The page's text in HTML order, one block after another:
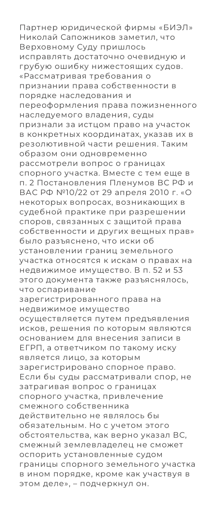
Партнер юридической фирмы «БИЭЛ»
Николай Сапожников заметил, что
Верховному Суду пришлось
исправлять достаточно очевидную и
грубую ошибку нижестоящих судов.
«Рассматривая требования о
признании права собственности в
порядке наследования и
переоформления права пожизненного
наследуемого владения, суды
признали за истцом право на участок
в конкретных координатах, указав их в
резолютивной части решения. Таким
образом они одновременно
рассмотрели вопрос о границах
спорного участка. Вместе с тем еще в
п. 2 Постановления Пленумов ВС РФ и
ВАС РФ №10/22 от 29 апреля 2010 г. «О
некоторых вопросах, возникающих в
судебной практике при разрешении
споров, связанных с защитой права
собственности и других вещных прав»
было разъяснено, что иски об
установлении границ земельного
участка относятся к искам о правах на
недвижимое имущество. В п. 52 и 53
этого документа также разъяснялось,
что оспаривание
зарегистрированного права на
недвижимое имущество
осуществляется путем предъявления
исков, решения по которым являются
основанием для внесения записи в
ЕГРП, а ответчиком по такому иску
является лицо, за которым
зарегистрировано спорное право.
Если бы суды рассматривали спор, не
затрагивая вопрос о границах
спорного участка, привлечение
смежного собственника
действительно не являлось бы
обязательным. Но с учетом этого
обстоятельства, как верно указал ВС,
смежный землевладелец не сможет
оспорить установленные судом
границы спорного земельного участка
в ином порядке, кроме как участвуя в
этом деле», – подчеркнул он.